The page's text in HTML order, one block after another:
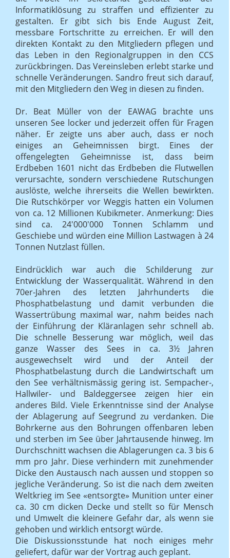
Informatiklösung zu straffen und effizienter zu
gestalten. Er gibt sich bis Ende August Zeit,
messbare Fortschritte zu erreichen. Er will den
direkten Kontakt zu den Mitgliedern pflegen und
das Leben in den Regionalgruppen in den CCS
zurückbringen. Das Vereinsleben erlebt starke und
schnelle Veränderungen. Sandro freut sich darauf,
mit den Mitgliedern den Weg in diesen zu finden.
Dr. Beat Müller von der EAWAG brachte uns
unseren See locker und jederzeit offen für Fragen
näher. Er zeigte uns aber auch, dass er noch
einiges an Geheimnissen birgt. Eines der
offengelegten Geheimnisse ist, dass beim
Erdbeben 1601 nicht das Erdbeben die Flutwellen
verursachte, sondern verschiedene Rutschungen
auslöste, welche ihrerseits die Wellen bewirkten.
Die Rutschkörper vor Weggis hatten ein Volumen
von ca. 12 Millionen Kubikmeter. Anmerkung: Dies
sind ca. 24'000'000 Tonnen Schlamm und
Geschiebe und würden eine Million Lastwagen à 24
Tonnen Nutzlast füllen.
Eindrücklich war auch die Schilderung zur
Entwicklung der Wasserqualität. Während in den
70er-Jahren des letzten Jahrhunderts die
Phosphatbelastung und damit verbunden die
Wassertrübung maximal war, nahm beides nach
der Einführung der Kläranlagen sehr schnell ab.
Die schnelle Besserung war möglich, weil das
ganze Wasser des Sees in ca. 3½ Jahren
ausgewechselt wird und der Anteil der
Phosphatbelastung durch die Landwirtschaft um
den See verhältnismässig gering ist. Sempacher-,
Hallwiler- und Baldeggersee zeigen hier ein
anderes Bild. Viele Erkenntnisse sind der Analyse
der Ablagerung auf Seegrund zu verdanken. Die
Bohrkerne aus den Bohrungen offenbaren leben
und sterben im See über Jahrtausende hinweg. Im
Durchschnitt wachsen die Ablagerungen ca. 3 bis 6
mm pro Jahr. Diese verhindern mit zunehmender
Dicke den Austausch nach aussen und stoppen so
jegliche Veränderung. So ist die nach dem zweiten
Weltkrieg im See «entsorgte» Munition unter einer
ca. 30 cm dicken Decke und stellt so für Mensch
und Umwelt die kleinere Gefahr dar, als wenn sie
gehoben und wirklich entsorgt würde.
Die Diskussionsstunde hat noch einiges mehr
geliefert, dafür war der Vortrag auch geplant.